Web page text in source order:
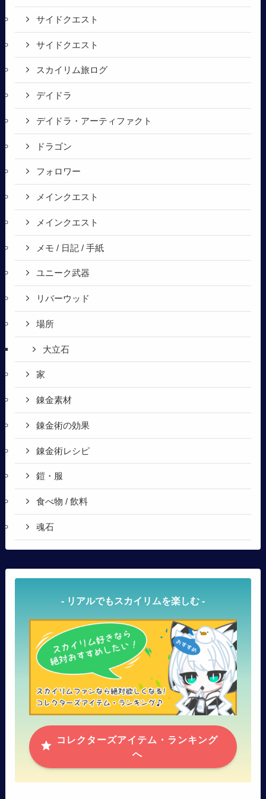
サイドクエスト
サイドクエスト
スカイリム旅ログ
デイドラ
デイドラ・アーティファクト
ドラゴン
フォロワー
メインクエスト
メインクエスト
メモ / 日記 / 手紙
ユニーク武器
リバーウッド
場所
大立石
家
錬金素材
錬金術の効果
錬金術レシピ
鎧・服
食べ物 / 飲料
魂石
- リアルでもスカイリムを楽しむ -
コレクターズアイテム・ランキング
へ